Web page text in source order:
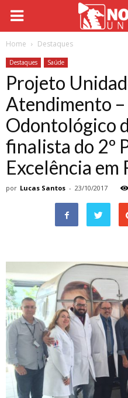
Home Destaques
Destaques Saúde
Projeto
Atendimento
Odontológico
finalista do 2º
Excelência em
por Lucas Santos - 23/10/2017